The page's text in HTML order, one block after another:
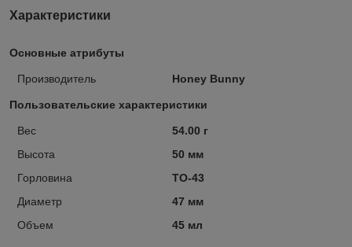
Характеристики
Основные атрибуты
Производитель Honey Bunny
Пользовательские характеристики
Вес
54.00 г
Высота
50 мм
Горловина
ТО-43
Диаметр
47 мм
Объем
45 мл